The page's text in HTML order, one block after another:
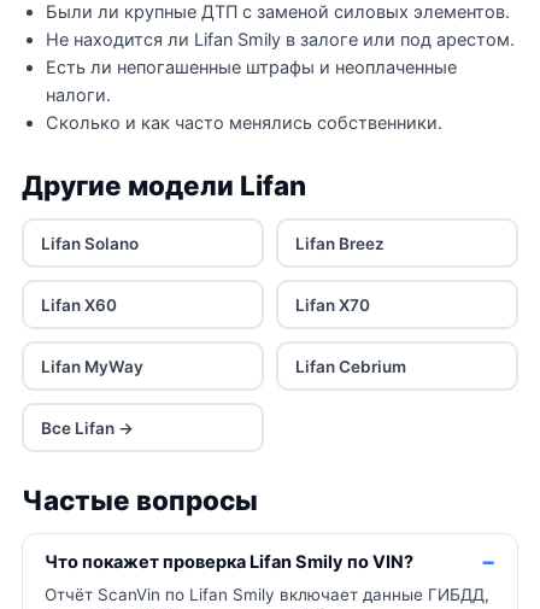
Были ли крупные ДТП с заменой силовых элементов.
Не находится ли Lifan Smily в залоге или под арестом.
Есть ли непогашенные штрафы и неоплаченные
налоги.
Сколько и как часто менялись собственники.
Другие модели Lifan
Lifan Solano Lifan Breez
Lifan X60 Lifan X70
Lifan MyWay Lifan Cebrium
Все Lifan →
Частые вопросы
Что покажет проверка Lifan Smily по VIN?
Отчёт ScanVin по Lifan Smily включает данные ГИБДД,